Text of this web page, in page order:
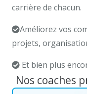
carrière de chacun.
Améliorez vos
projets,
Et bien plus
professionnel
Nos coaches